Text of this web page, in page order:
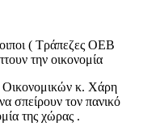
Οικονομικών κ. Χάρη
σπείρουν τον πανικό
της χώρας .